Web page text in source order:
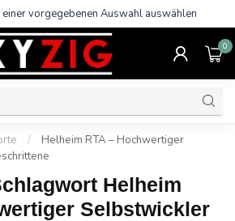
einer vorgegebenen Auswahl auswählen
0
/
Helheim RTA – Hochwertiger
Helheim
Selbstwickler